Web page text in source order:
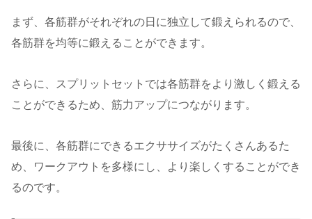
まず、各筋群がそれぞれの日に独立して鍛えられるので、
各筋群を均等に鍛えることができます。
さらに、スプリットセットでは各筋群をより激しく鍛える
ことができるため、筋力アップにつながります。
最後に、各筋群にできるエクササイズがたくさんあるた
め、ワークアウトを多様にし、より楽しくすることができ
るのです。